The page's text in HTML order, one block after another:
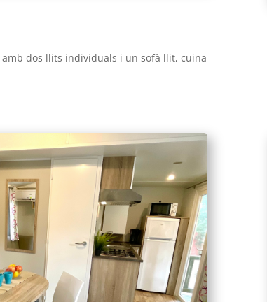
dos llits individuals i un sofà llit, cuina